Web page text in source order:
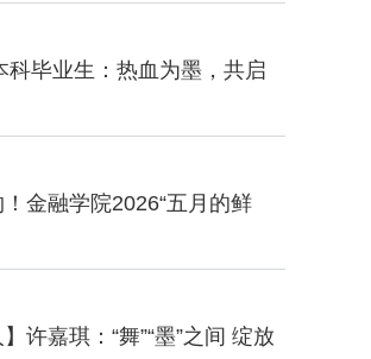
科毕业生：热血为墨，共启
金融学院2026“五月的鲜
许嘉琪：“舞”“墨”之间 绽放